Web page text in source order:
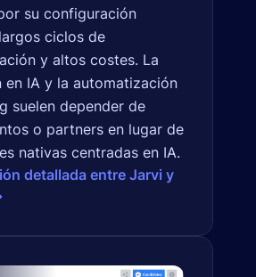
su configuración
ciclos de
y altos costes. La
en IA y la automatización
suelen depender de
o partners en lugar de
nativas centradas en IA.
detallada entre Jarvi y